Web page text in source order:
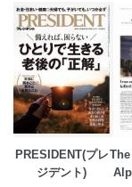
人情報
6
パートナー
企業）から
により当社
定期購読サ
等をご利用
個人情報
SNS公式ア
PRESIDENT(プレ
ジデント)